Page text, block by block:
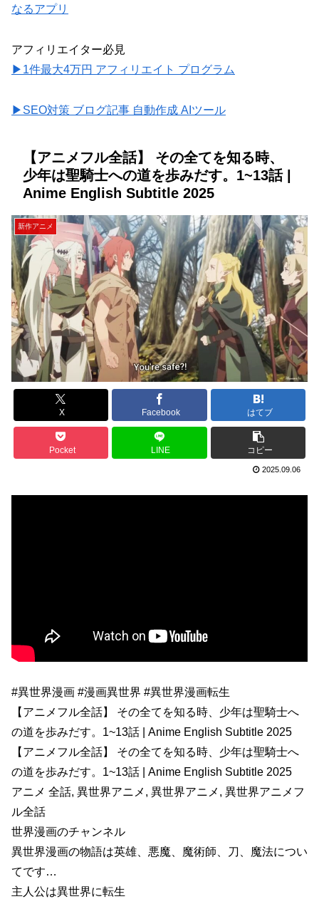
なるアプリ
アフィリエイター必見
▶1件最大4万円 アフィリエイト プログラム
▶SEO対策 ブログ記事 自動作成 AIツール
【アニメフル全話】 その全てを知る時、
少年は聖騎士への道を歩みだす。1~13話 |
Anime English Subtitle 2025
新作アニメ
X Facebook はてブ
Pocket LINE コピー
2025.09.06
#異世界漫画 #漫画異世界 #異世界漫画転生
【アニメフル全話】 その全てを知る時、少年は聖騎士へ
の道を歩みだす。1~13話 | Anime English Subtitle 2025
【アニメフル全話】 その全てを知る時、少年は聖騎士へ
の道を歩みだす。1~13話 | Anime English Subtitle 2025
アニメ 全話, 異世界アニメ, 異世界アニメ, 異世界アニメフ
ル全話
世界漫画のチャンネル
異世界漫画の物語は英雄、悪魔、魔術師、刀、魔法につい
てです…
主人公は異世界に転生